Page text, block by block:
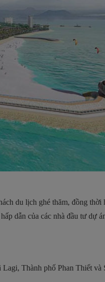
du lịch ghé thăm, đồng thời
dẫn của các nhà đầu tư dự
Thành phố Phan Thiết và